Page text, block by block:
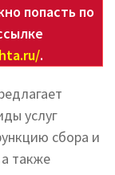
попасть по
.
услуг
сбора и
также